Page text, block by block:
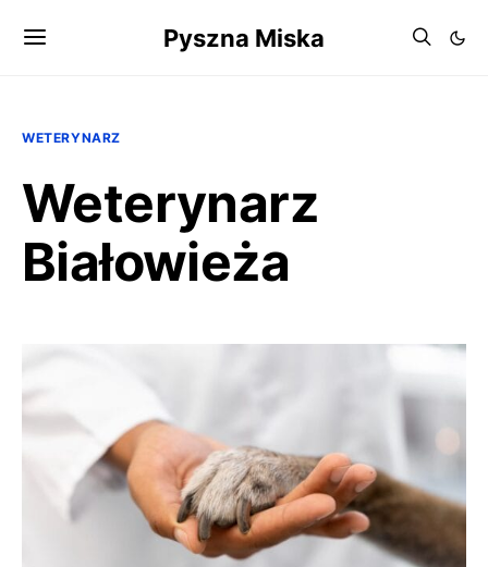
Pyszna Miska
WETERYNARZ
Weterynarz
Białowieża